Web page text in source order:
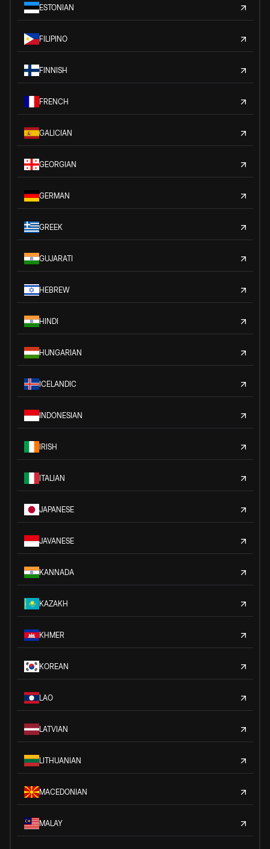
ESTONIAN
FILIPINO
FINNISH
FRENCH
GALICIAN
GEORGIAN
GERMAN
GREEK
GUJARATI
HEBREW
HINDI
HUNGARIAN
ICELANDIC
INDONESIAN
IRISH
ITALIAN
JAPANESE
JAVANESE
KANNADA
KAZAKH
KHMER
KOREAN
LAO
LATVIAN
LITHUANIAN
MACEDONIAN
MALAY